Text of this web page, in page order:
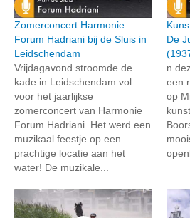
Zomerconcert Harmonie
Forum Hadriani bij de Sluis in
Leidschendam
Vrijdagavond stroomde de
kade in Leidschendam vol
voor het jaarlijkse
zomerconcert van Harmonie
Forum Hadriani. Het werd een
muzikaal feestje op een
prachtige locatie aan het
water! De muzikale...
De
n
een
op